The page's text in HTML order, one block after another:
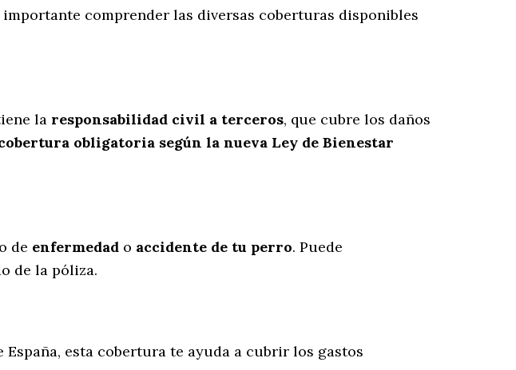
importante comprender las diversas coberturas disponibles
la responsabilidad civil a terceros, que cubre los daños
obligatoria según la nueva Ley de Bienestar
de enfermedad o accidente de tu perro. Puede
de la póliza.
esta cobertura te ayuda a cubrir los gastos